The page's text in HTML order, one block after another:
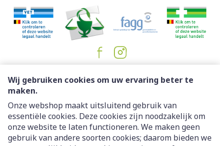
Wij gebruiken cookies om uw ervaring beter te
maken.
Onze webshop maakt uitsluitend gebruik van
essentiële cookies. Deze cookies zijn noodzakelijk om
onze website te laten functioneren. We maken geen
gebruik van andere soorten cookies; daarom bieden we
Juridische links